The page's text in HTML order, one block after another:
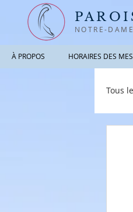
NOTRE-
À PROPOS HORAIRES DES
Tous